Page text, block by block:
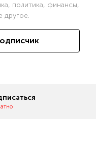
политика, финансы,
другое.